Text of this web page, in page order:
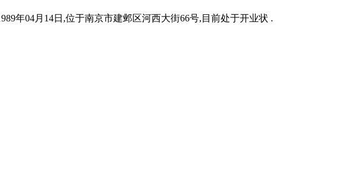
年04月14日,位于南京市建邺区河西大街66号,目前处于开业状 .